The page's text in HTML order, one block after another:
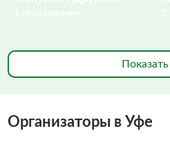
Организаторы в Уфе